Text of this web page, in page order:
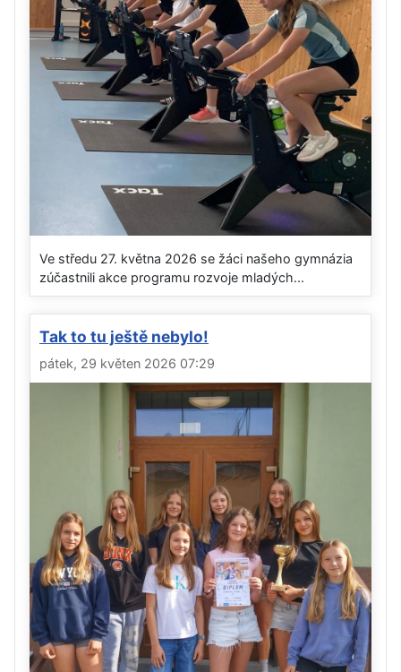
Ve středu 27. května 2026 se žáci našeho gymnázia
zúčastnili akce programu rozvoje mladých...
Tak to tu ještě nebylo!
pátek, 29 květen 2026 07:29